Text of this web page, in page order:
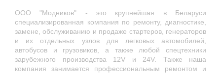
ООО "Модников" - это крупнейшая в Беларуси
специализированная компания по ремонту, диагностике,
замене, обслуживанию и продаже стартеров, генераторов
и их отдельных узлов для легковых автомобилей,
автобусов и грузовиков, а также любой спецтехники
зарубежного производства 12V и 24V. Также наша
компания занимается профессиональным ремонтом и